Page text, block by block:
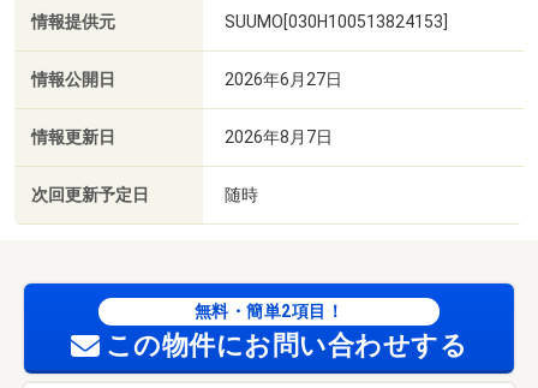
情報提供元 SUUMO[030H100513824153]
情報公開日 2026年6月27日
情報更新日 2026年8月7日
次回更新予定日 随時
無料・簡単2項目！
この物件にお問い合わせする